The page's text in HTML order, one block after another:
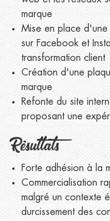
marque
Mise en place d'une
sur Facebook et
transformation client
Création d'une
marque
Refonte du site
proposant une
Résultats
Forte adhésion à la
Commercialisation
malgré un contexte
durcissement des